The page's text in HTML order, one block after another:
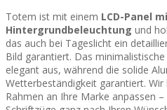
Totem ist mit einem LCD-Panel
Hintergrundbeleuchtung und
das auch bei Tageslicht ein
Bild garantiert. Das
elegant aus, während die solide
Wetterbeständigkeit garantiert. Wir
Rahmen an Ihre Marke anpassen